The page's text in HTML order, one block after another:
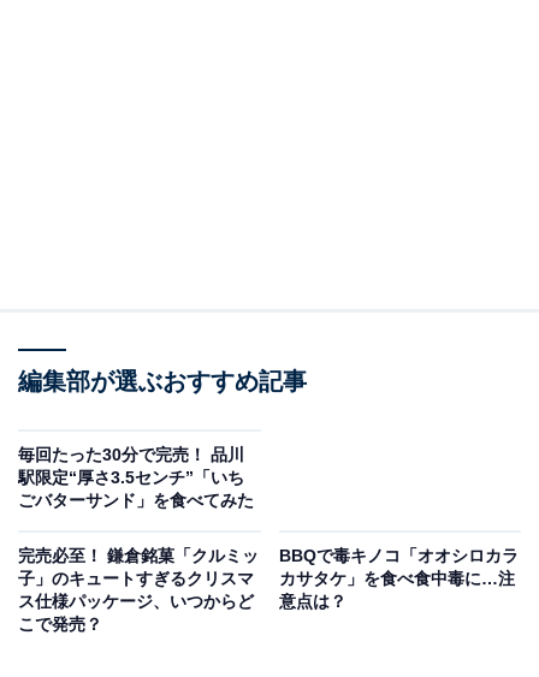
編集部が選ぶおすすめ記事
毎回たった30分で完売！ 品川
駅限定“厚さ3.5センチ”「いち
ごバターサンド」を食べてみた
完売必至！ 鎌倉銘菓「クルミッ
子」のキュートすぎるクリスマ
ス仕様パッケージ、いつからど
こで発売？
BBQで毒キノコ「オオシロカラ
カサタケ」を食べ食中毒に…注
意点は？